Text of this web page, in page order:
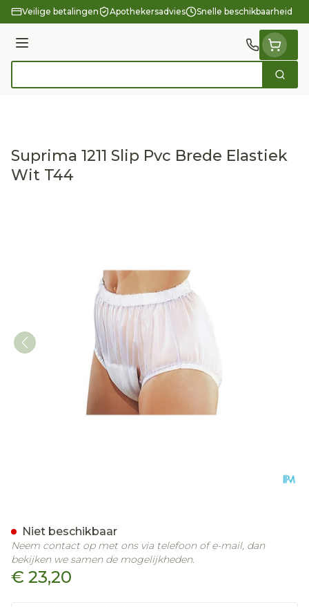
Ga naar de inhoud
Veilige betalingen Apothekersadvies Snelle beschikbaarheid
Menu
Zoek
Suprima 1211 Slip Pvc Brede Elastiek
Wit T44
€ 23,20
Niet beschikbaar
Neem contact op met ons via telefoon of e-mail, dan
bekijken we samen de mogelijkheden.